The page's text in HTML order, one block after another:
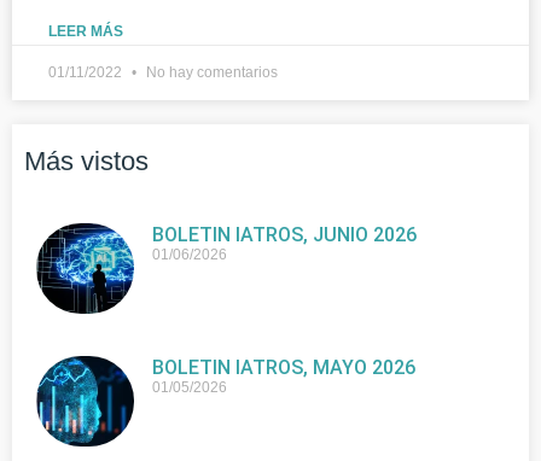
LEER MÁS
01/11/2022 No hay comentarios
Más vistos
BOLETIN IATROS, JUNIO 2026
01/06/2026
BOLETIN IATROS, MAYO 2026
01/05/2026